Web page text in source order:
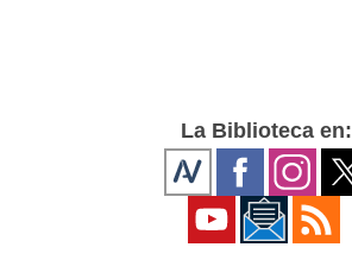
La Biblioteca en: